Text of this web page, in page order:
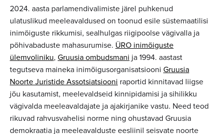
2024. aasta parlamendivalimiste järel puhkenud
ulatuslikud meeleavaldused on toonud esile süstemaatilisi
inimõiguste rikkumisi, sealhulgas riigipoolse vägivalla ja
põhivabaduste mahasurumise. ÜRO inimõiguste
ülemvoliniku, Gruusia ombudsmani ja 1994. aastast
tegutseva maineka inimõigusorganisatsiooni Gruusia
Noorte Juristide Assotsiatsiooni raportid kinnitavad liigse
jõu kasutamist, meelevaldseid kinnipidamisi ja sihilikku
vägivalda meeleavaldajate ja ajakirjanike vastu. Need teod
rikuvad rahvusvahelisi norme ning ohustavad Gruusia
demokraatia ja meeleavalduste eesliinil seisvate noorte